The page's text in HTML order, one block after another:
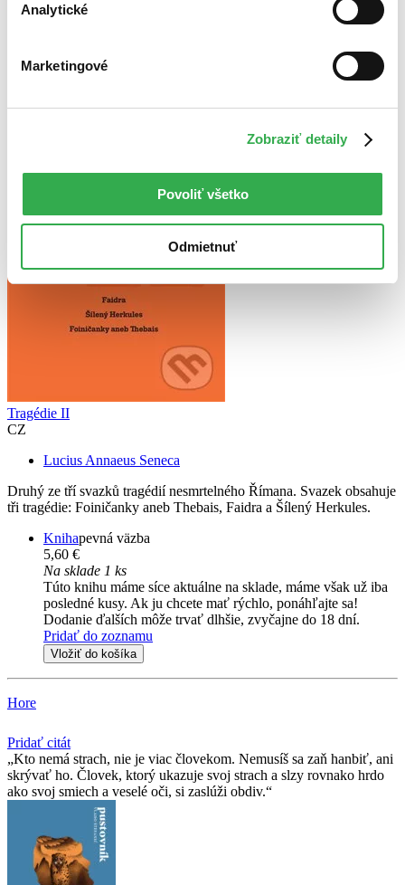
Analytické
Marketingové
Zobraziť detaily
Povoliť všetko
Odmietnuť
Zrušiť filtre
Vydavateľstvo Větrné mlýny
Tragédie II
CZ
Lucius Annaeus Seneca
Druhý ze tří svazků tragédií nesmrtelného Římana. Svazek obsahuje
tři tragédie: Foiničanky aneb Thebais, Faidra a Šílený Herkules.
Knihapevná väzba
5,60 €
Na sklade 1 ks
Túto knihu máme síce aktuálne na sklade, máme však už iba
posledné kusy. Ak ju chcete mať rýchlo, ponáhľajte sa!
Dodanie ďalších môže trvať dlhšie, zvyčajne do 18 dní.
Pridať do zoznamu
Vložiť do košíka
Hore
Pridať citát
Kto nemá strach, nie je viac človekom. Nemusíš sa zaň hanbiť, ani
skrývať ho. Človek, ktorý ukazuje svoj strach a slzy rovnako hrdo
ako svoj smiech a veselé oči, si zaslúži obdiv.